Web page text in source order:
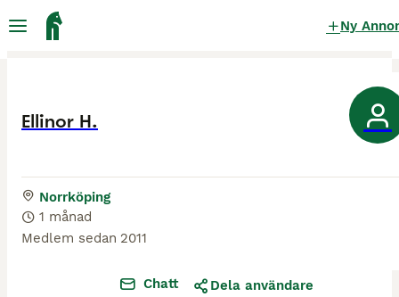
Ny
Ellinor H.
Norrköping
1 månad
Medlem sedan 2011
Chatt Dela användare